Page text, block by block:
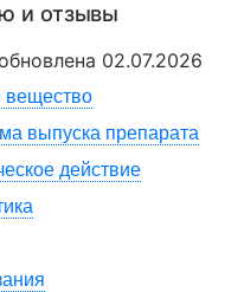
и отзывы
02.07.2026
выпуска препарата
действие